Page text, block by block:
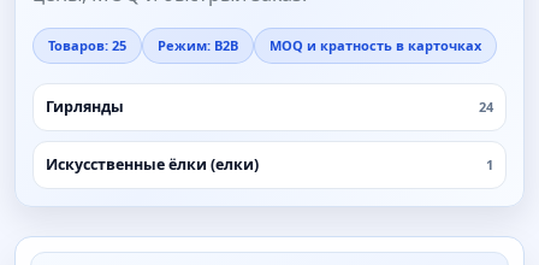
Товаров: 25 Режим: B2B MOQ и кратность в карточках
Гирлянды 24
Искусственные ёлки (елки) 1